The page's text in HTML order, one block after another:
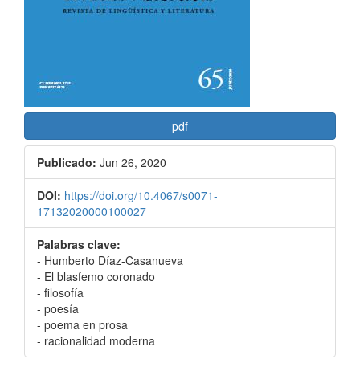
pdf
Publicado: Jun 26, 2020
DOI: https://doi.org/10.4067/s0071-
17132020000100027
Palabras clave:
- Humberto Díaz-Casanueva
- El blasfemo coronado
- filosofía
- poesía
- poema en prosa
- racionalidad moderna